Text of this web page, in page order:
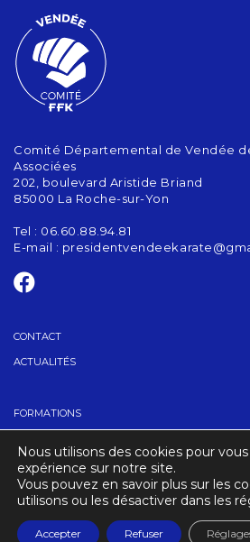
Comité Départemental de Vendée
Associées
202, boulevard Aristide Briand
85000 La Roche-sur-Yon
Tel : 06.60.88.94.81
E-mail :
CONTACT
ACTUALITÉS
FORMATIONS
TROUVER UN CLUB
CRÉDITS MENTIONS
Nous utilisons des cookies pour
expérience sur notre site.
Vous pouvez en savoir plus sur les
utilisons ou les désactiver dans les
Accepter Refuser